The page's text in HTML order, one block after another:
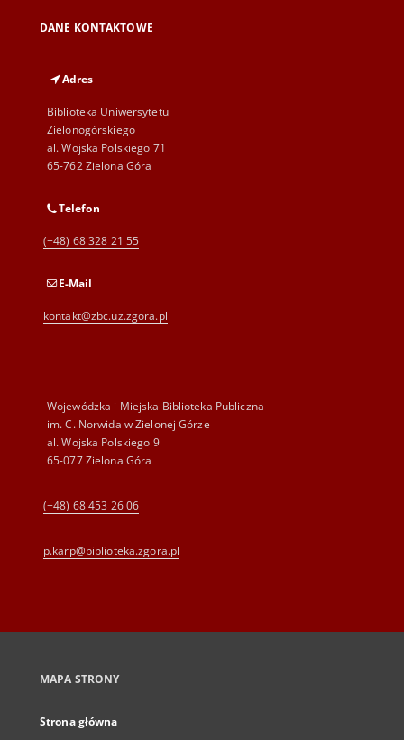
DANE KONTAKTOWE
Adres
Biblioteka Uniwersytetu
Zielonogórskiego
al. Wojska Polskiego 71
65-762 Zielona Góra
Telefon
(+48) 68 328 21 55
E-Mail
kontakt@zbc.uz.zgora.pl
Wojewódzka i Miejska Biblioteka Publiczna
im. C. Norwida w Zielonej Górze
al. Wojska Polskiego 9
65-077 Zielona Góra
(+48) 68 453 26 06
p.karp@biblioteka.zgora.pl
MAPA STRONY
Strona główna